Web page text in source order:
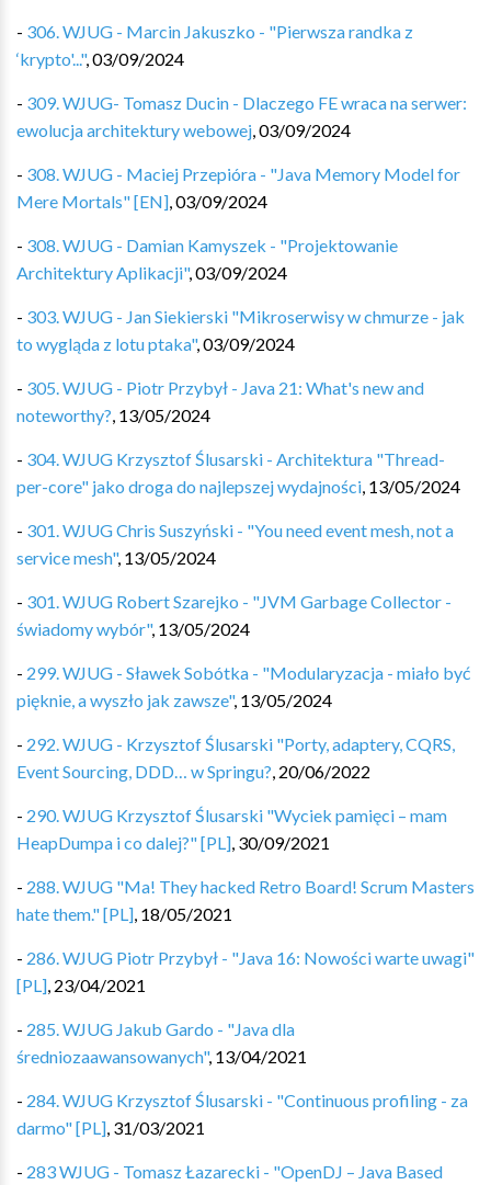
- 306. WJUG - Marcin Jakuszko - "Pierwsza randka z
‘krypto'...",03/09/2024
- 309. WJUG- Tomasz Ducin - Dlaczego FE wraca na serwer:
ewolucja architektury webowej,03/09/2024
- 308. WJUG - Maciej Przepióra - "Java Memory Model for
Mere Mortals" [EN],03/09/2024
- 308. WJUG - Damian Kamyszek - "Projektowanie
Architektury Aplikacji",03/09/2024
- 303. WJUG - Jan Siekierski "Mikroserwisy w chmurze - jak
to wygląda z lotu ptaka",03/09/2024
- 305. WJUG - Piotr Przybył - Java 21: What's new and
noteworthy?, 13/05/2024
- 304. WJUG Krzysztof Ślusarski - Architektura "Thread-
per-core" jako droga do najlepszej wydajności, 13/05/2024
- 301. WJUG Chris Suszyński - "You need event mesh, not a
service mesh", 13/05/2024
- 301. WJUG Robert Szarejko - "JVM Garbage Collector -
świadomy wybór", 13/05/2024
- 299. WJUG - Sławek Sobótka - "Modularyzacja - miało być
pięknie, a wyszło jak zawsze", 13/05/2024
- 292. WJUG - Krzysztof Ślusarski "Porty, adaptery, CQRS,
Event Sourcing, DDD… w Springu?, 20/06/2022
- 290. WJUG Krzysztof Ślusarski "Wyciek pamięci – mam
HeapDumpa i co dalej?" [PL], 30/09/2021
- 288. WJUG "Ma! They hacked Retro Board! Scrum Masters
hate them." [PL], 18/05/2021
- 286. WJUG Piotr Przybył - "Java 16: Nowości warte uwagi"
[PL], 23/04/2021
- 285. WJUG Jakub Gardo - "Java dla
średniozaawansowanych", 13/04/2021
- 284. WJUG Krzysztof Ślusarski - "Continuous profiling - za
darmo" [PL], 31/03/2021
- 283 WJUG - Tomasz Łazarecki - "OpenDJ – Java Based